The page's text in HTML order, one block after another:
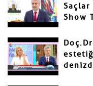
Saçlar
Show